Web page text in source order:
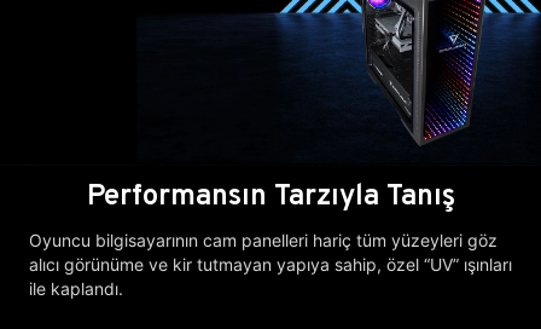
Performansın Tarzıyla Tanış
Oyuncu bilgisayarının cam panelleri hariç tüm yüzeyleri göz
alıcı görünüme ve kir tutmayan yapıya sahip, özel “UV” ışınları
ile kaplandı.